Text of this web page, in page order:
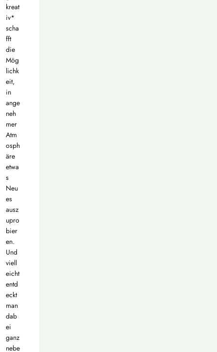
kreat
iv*
scha
fft
die
Mög
lichk
eit,
in
ange
neh
mer
Atm
osph
äre
etwa
s
Neu
es
ausz
upro
bier
en.
Und
viell
eicht
entd
eckt
man
dab
ei
ganz
nebe